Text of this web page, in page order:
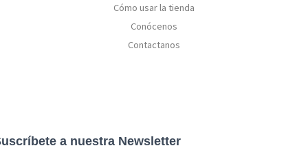
Cómo usar la tienda
Conócenos
Contactanos
a nuestra Newsletter